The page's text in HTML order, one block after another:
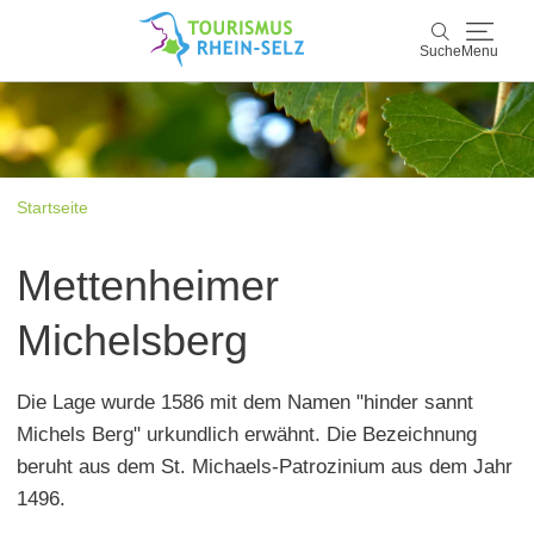
Suche Menu
Suche
Rhein-Selz
Startseite
Mettenheimer
Michelsberg
Die Lage wurde 1586 mit dem Namen "hinder sannt
Michels Berg" urkundlich erwähnt. Die Bezeichnung
beruht aus dem St. Michaels-Patrozinium aus dem Jahr
1496.